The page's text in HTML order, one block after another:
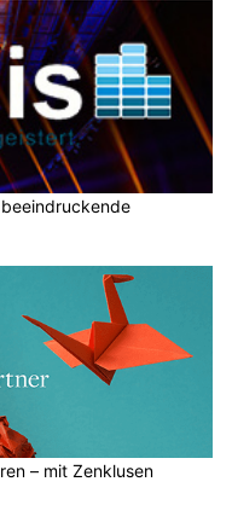
– mit Zenklusen